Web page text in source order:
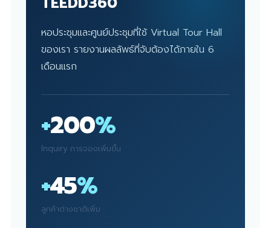
หอประชุมและศูนย์ประชุมที่ใช้ Virtual Tour Hall
ของเรา รายงานผลลัพธ์ที่จับต้องได้ภายใน 6
เดือนแรก
+200%
Inquiry การจองเพิ่มขึ้น
+45%
ลูกค้าต่างชาติเพิ่ม